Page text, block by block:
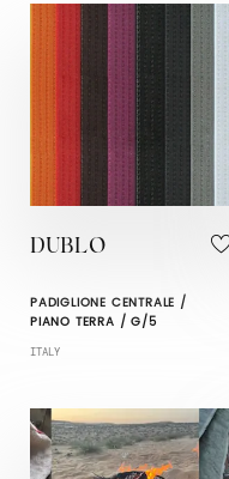
DUBLO
PADIGLIONE CENTRALE /
PIANO TERRA / G/5
ITALY